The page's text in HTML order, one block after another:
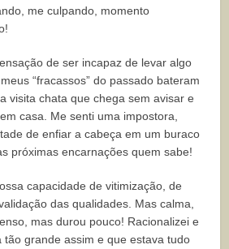
me culpando, momento
de ser incapaz de levar algo
“fracassos” do passado bateram
visita chata que chega sem avisar e
casa. Me senti uma impostora,
de enfiar a cabeça em um buraco
próximas encarnações quem sabe!
capacidade de vitimização, de
das qualidades. Mas calma,
mas durou pouco! Racionalizei e
tão grande assim e que estava tudo